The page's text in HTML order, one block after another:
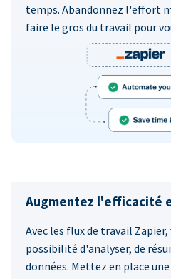
temps. Abandonnez l'effort
faire le gros du travail pour
Augmentez l'efficacité
Avec les flux de travail Zapier,
possibilité d'analyser, de
données. Mettez en place